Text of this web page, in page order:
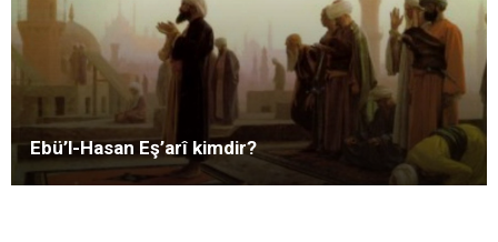
Ebü’l-Hasan Eş’arî kimdir?